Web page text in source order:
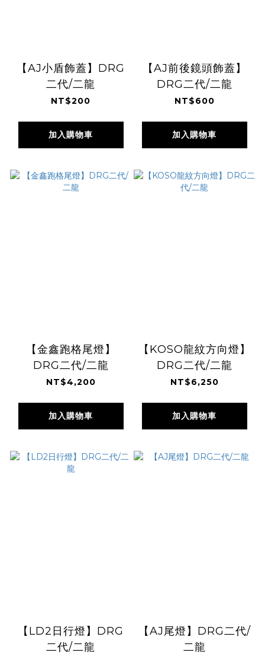
【AJ小盾飾蓋】DRG
二代/二龍
NT$200
加入購物車
【AJ前後鏡頭飾蓋】
DRG二代/二龍
NT$600
加入購物車
【金鑫跑格尾燈】
DRG二代/二龍
NT$4,200
加入購物車
【KOSO龍紋方向燈】
DRG二代/二龍
NT$6,250
加入購物車
【LD2日行燈】DRG
二代/二龍
【AJ尾燈】DRG二代/
二龍